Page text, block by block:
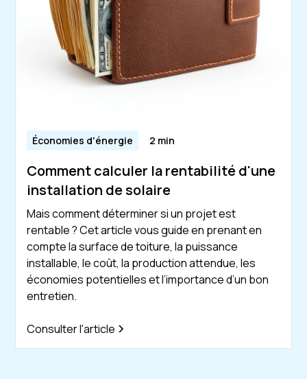
Économies d'énergie 2 min
Comment calculer la rentabilité d'une
installation de solaire
Mais comment déterminer si un projet est
rentable ? Cet article vous guide en prenant en
compte la surface de toiture, la puissance
installable, le coût, la production attendue, les
économies potentielles et l’importance d’un bon
entretien.
Consulter l'article